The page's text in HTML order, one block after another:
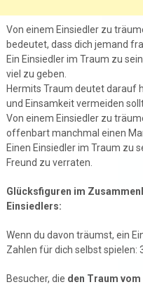
Von einem Einsiedler zu
bedeutet, dass dich jemand
Ein Einsiedler im Traum zu
viel zu geben.
Hermits Traum deutet darauf
und Einsamkeit vermeiden
Von einem Einsiedler zu
offenbart manchmal einen
Einen Einsiedler im Traum zu
Freund zu verraten.
Glücksfiguren im
Einsiedlers:
Wenn du davon träumst, ein
Zahlen für dich selbst spielen:
Besucher, die den Traum